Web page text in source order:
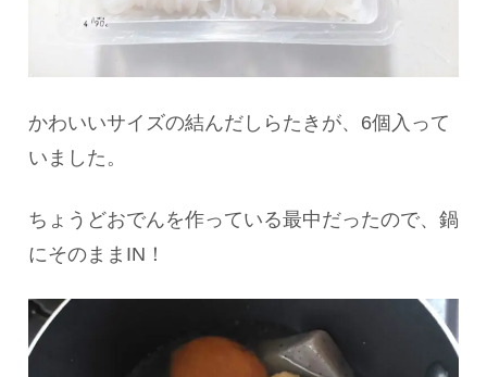
かわいいサイズの結んだしらたきが、6個入って
いました。
ちょうどおでんを作っている最中だったので、鍋
にそのままIN！